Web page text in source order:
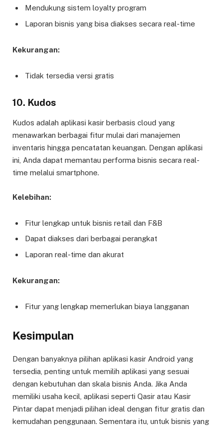
Mendukung sistem loyalty program
Laporan bisnis yang bisa diakses secara real-time
Kekurangan:
Tidak tersedia versi gratis
10. Kudos
Kudos adalah aplikasi kasir berbasis cloud yang
menawarkan berbagai fitur mulai dari manajemen
inventaris hingga pencatatan keuangan. Dengan aplikasi
ini, Anda dapat memantau performa bisnis secara real-
time melalui smartphone.
Kelebihan:
Fitur lengkap untuk bisnis retail dan F&B
Dapat diakses dari berbagai perangkat
Laporan real-time dan akurat
Kekurangan:
Fitur yang lengkap memerlukan biaya langganan
Kesimpulan
Dengan banyaknya pilihan aplikasi kasir Android yang
tersedia, penting untuk memilih aplikasi yang sesuai
dengan kebutuhan dan skala bisnis Anda. Jika Anda
memiliki usaha kecil, aplikasi seperti Qasir atau Kasir
Pintar dapat menjadi pilihan ideal dengan fitur gratis dan
kemudahan penggunaan. Sementara itu, untuk bisnis yang